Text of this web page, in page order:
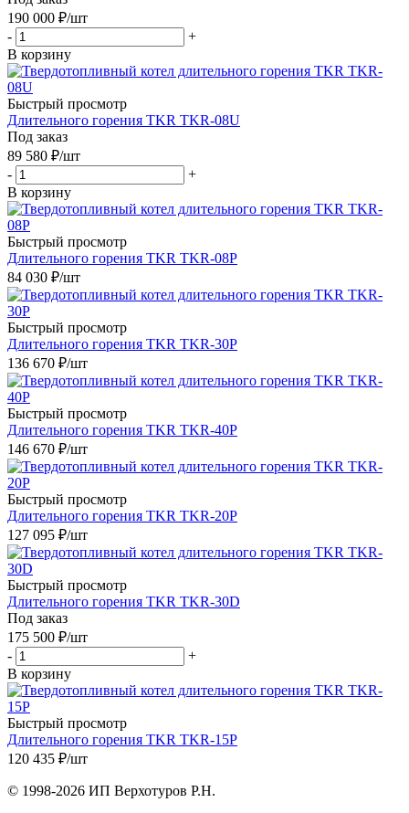
190 000 ₽/шт
-
+
В корзину
Быстрый просмотр
Длительного горения TKR TKR-08U
Под заказ
89 580 ₽/шт
-
+
В корзину
Быстрый просмотр
Длительного горения TKR TKR-08P
84 030 ₽/шт
Быстрый просмотр
Длительного горения TKR TKR-30P
136 670 ₽/шт
Быстрый просмотр
Длительного горения TKR TKR-40P
146 670 ₽/шт
Быстрый просмотр
Длительного горения TKR TKR-20P
127 095 ₽/шт
Быстрый просмотр
Длительного горения TKR TKR-30D
Под заказ
175 500 ₽/шт
-
+
В корзину
Быстрый просмотр
Длительного горения TKR TKR-15P
120 435 ₽/шт
© 1998-2026 ИП Верхотуров Р.Н.